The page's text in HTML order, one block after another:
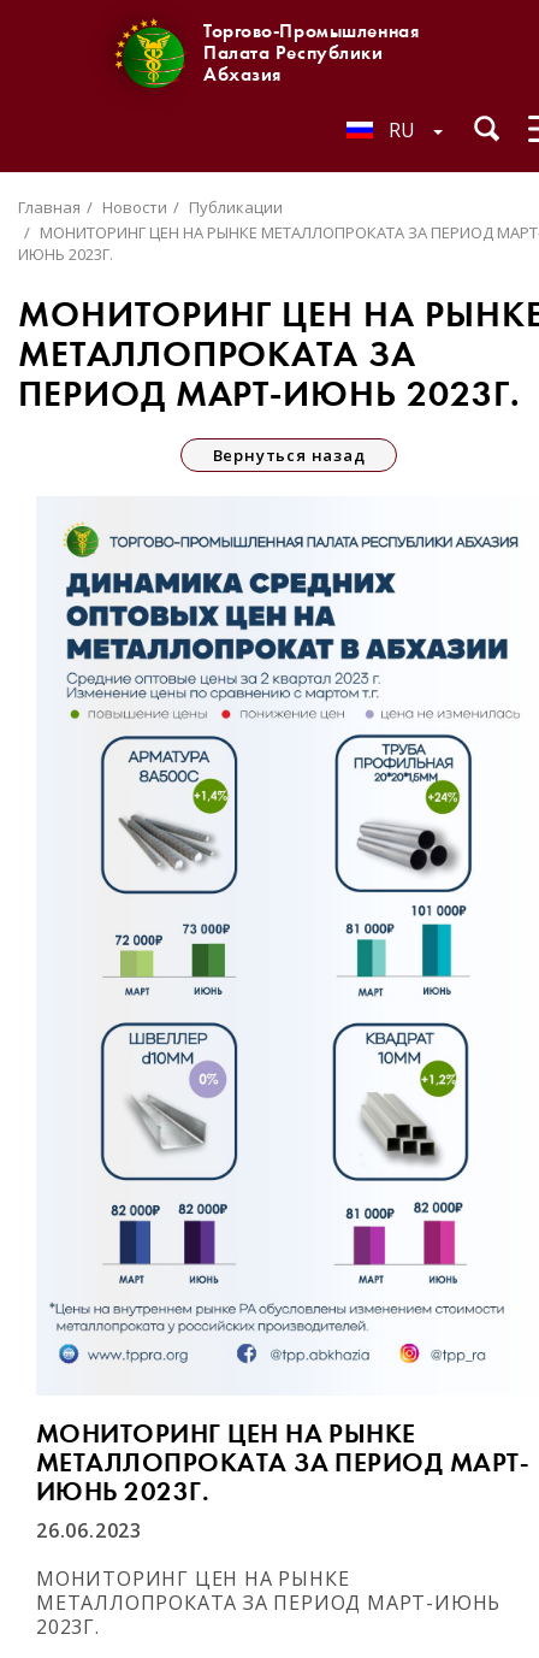
Торгово-Промышленная
Палата Республики
Абхазия
RU
Главная Новости
Публикации
МОНИТОРИНГ ЦЕН НА РЫНКЕ МЕТАЛЛОПРОКАТА ЗА ПЕРИОД
ИЮНЬ 2023Г.
МОНИТОРИНГ ЦЕН НА
МЕТАЛЛОПРОКАТА ЗА
ПЕРИОД МАРТ-ИЮНЬ 2023Г.
Вернуться назад
МОНИТОРИНГ ЦЕН НА РЫНКЕ
МЕТАЛЛОПРОКАТА ЗА ПЕРИОД МАРТ-
ИЮНЬ 2023Г.
26.06.2023
МОНИТОРИНГ ЦЕН НА РЫНКЕ
МЕТАЛЛОПРОКАТА ЗА ПЕРИОД МАРТ-ИЮНЬ
2023Г.